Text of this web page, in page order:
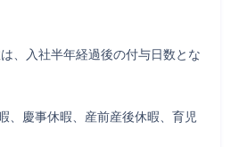
、入社半年経過後の付与日数とな
、慶事休暇、産前産後休暇、育児